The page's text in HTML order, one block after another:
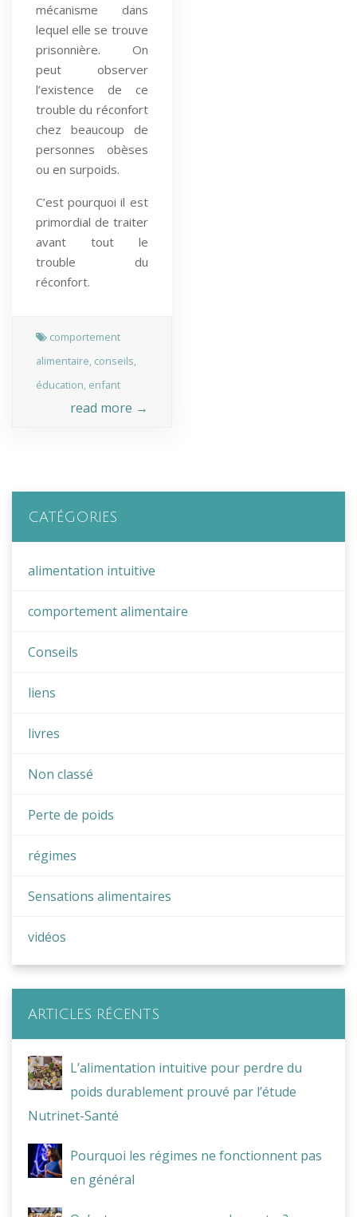
mécanisme dans
lequel elle se trouve
prisonnière. On
peut observer
l’existence de ce
trouble du réconfort
chez beaucoup de
personnes obèses
ou en surpoids.
C’est pourquoi il est
primordial de traiter
avant tout le
trouble du
réconfort.
comportement
alimentaire, conseils,
éducation, enfant
read more →
CATÉGORIES
alimentation intuitive
comportement alimentaire
Conseils
liens
livres
Non classé
Perte de poids
régimes
Sensations alimentaires
vidéos
ARTICLES RÉCENTS
L’alimentation intuitive pour perdre du
poids durablement prouvé par l’étude
Nutrinet-Santé
Pourquoi les régimes ne fonctionnent pas
en général